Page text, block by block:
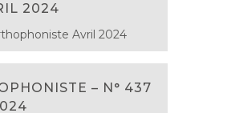
2024
Avril 2024
– N° 437